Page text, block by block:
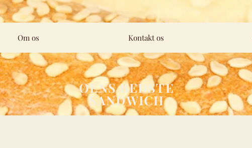
Om os Kontakt os
ØENS BEDSTE
SANDWICH